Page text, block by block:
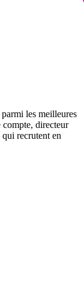
les meilleures
compte, directeur
qui recrutent en